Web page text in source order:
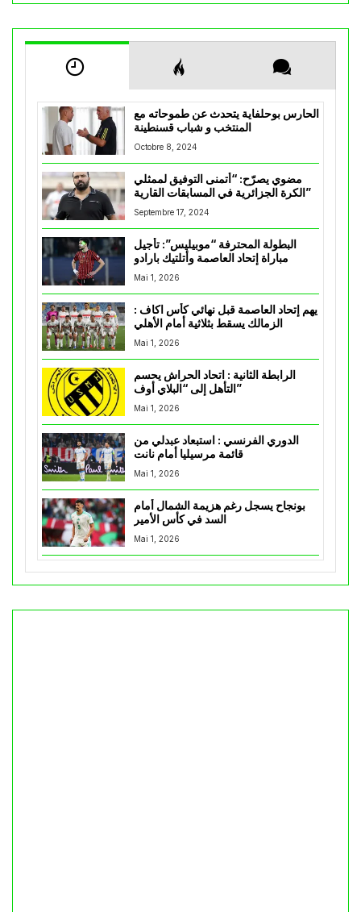
الحارس بوحلفاية يتحدث عن طموحاته مع
المنتخب و شباب قسنطينة
Octobre 8, 2024
مضوي يصرّح: “أتمنى التوفيق لممثلي
الكرة الجزائرية في المسابقات القارية”
Septembre 17, 2024
البطولة المحترفة “موبيليس”: تأجيل
مباراة إتحاد العاصمة وأتلتيك بارادو
Mai 1, 2026
يهم إتحاد العاصمة قبل نهائي كأس اكاف :
Mai 1, 2026
الرابطة الثانية : اتحاد الحراش يحسم
التأهل إلى “البلاي أوف”
Mai 1, 2026
الدوري الفرنسي : استبعاد عبدلي من
قائمة مرسيليا أمام نانت
Mai 1, 2026
بونجاح يسجل رغم هزيمة الشمال أمام
السد في كأس الأمير
Mai 1, 2026